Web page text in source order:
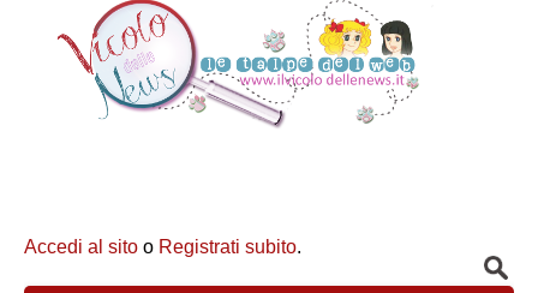
Accedi al sito o Registrati subito.